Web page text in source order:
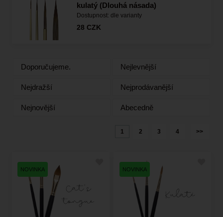
kulatý (Dlouhá násada)
Dostupnost: dle varianty
28 CZK
Doporučujeme. Nejlevnější
Nejdražší Nejprodávanější
Nejnovější Abecedně
1 2 3 4 >>